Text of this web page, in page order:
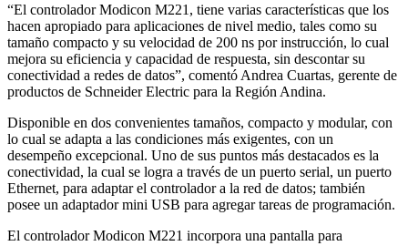
“El controlador Modicon M221, tiene varias características que los
hacen apropiado para aplicaciones de nivel medio, tales como su
tamaño compacto y su velocidad de 200 ns por instrucción, lo cual
mejora su eficiencia y capacidad de respuesta, sin descontar su
conectividad a redes de datos”, comentó Andrea Cuartas, gerente de
productos de Schneider Electric para la Región Andina.
Disponible en dos convenientes tamaños, compacto y modular, con
lo cual se adapta a las condiciones más exigentes, con un
desempeño excepcional. Uno de sus puntos más destacados es la
conectividad, la cual se logra a través de un puerto serial, un puerto
Ethernet, para adaptar el controlador a la red de datos; también
posee un adaptador mini USB para agregar tareas de programación.
El controlador Modicon M221 incorpora una pantalla para